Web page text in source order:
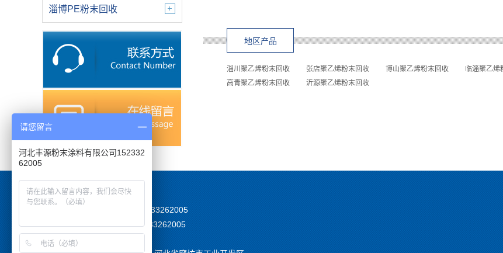
淄博PE粉末回收
地区产品
淄川聚乙烯粉末回收 张店聚乙烯粉末回收 博山聚乙烯粉末回收 临淄聚乙烯
高青聚乙烯粉末回收
沂源聚乙烯粉末回收
TEL：15233262005
MOB:15233262005
请您留言
河北丰源粉末涂料有限公司152332
62005